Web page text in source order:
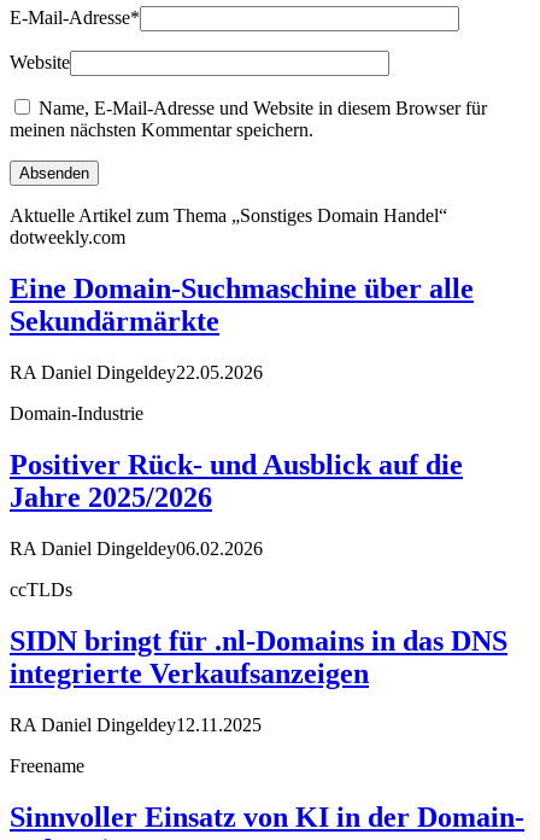
E-Mail-Adresse*
Website
Name, E-Mail-Adresse und Website in diesem Browser für
meinen nächsten Kommentar speichern.
Aktuelle Artikel zum Thema „Sonstiges Domain Handel“
dotweekly.com
Eine Domain-Suchmaschine über alle
Sekundärmärkte
RA Daniel Dingeldey22.05.2026
Domain-Industrie
Positiver Rück- und Ausblick auf die
Jahre 2025/2026
RA Daniel Dingeldey06.02.2026
ccTLDs
SIDN bringt für .nl-Domains in das DNS
integrierte Verkaufsanzeigen
RA Daniel Dingeldey12.11.2025
Freename
Sinnvoller Einsatz von KI in der Domain-